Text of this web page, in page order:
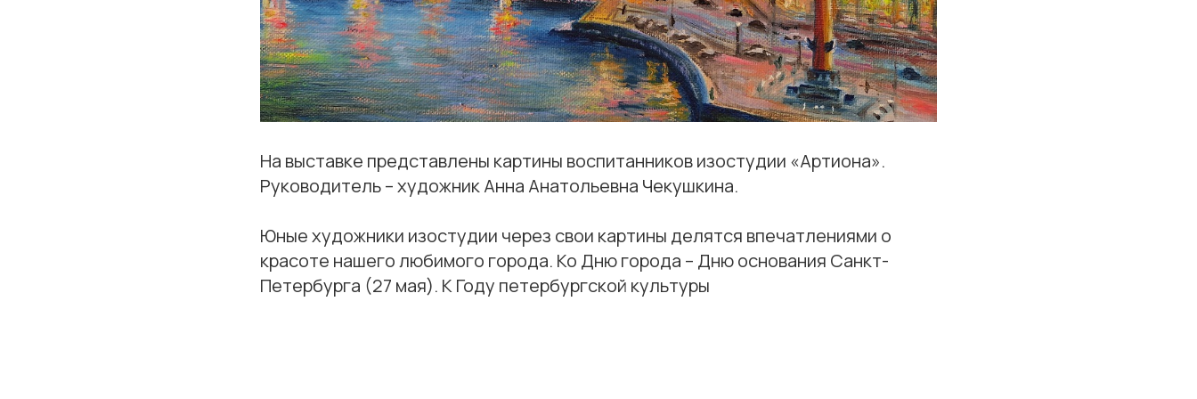
На выставке представлены картины воспитанников изостудии «Артиона».
Руководитель – художник Анна Анатольевна Чекушкина.
Юные художники изостудии через свои картины делятся впечатлениями о
красоте нашего любимого города. Ко Дню города – Дню основания Санкт-
Петербурга (27 мая). К Году петербургской культуры